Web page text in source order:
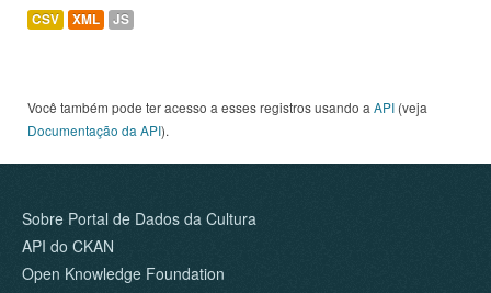
CSV XML JS
Você também pode ter acesso a esses registros usando a API (veja
Documentação da API).
Sobre Portal de Dados da Cultura
API do CKAN
Open Knowledge Foundation